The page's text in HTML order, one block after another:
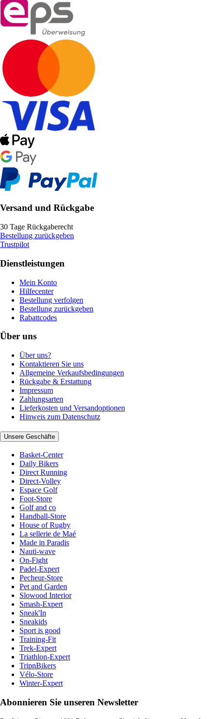
Versand und Rückgabe
30 Tage Rückgaberecht
Bestellung zurückgeben
Trustpilot
Dienstleistungen
Mein Konto
Hilfecenter
Bestellung verfolgen
Bestellung zurückgeben
Rabattcodes
Über uns
Über uns?
Kontaktieren Sie uns
Allgemeine Verkaufsbedingungen
Rückgabe & Erstattung
Impressum
Zahlungsarten
Lieferkosten und Versandoptionen
Hinweis zum Datenschutz
Unsere Geschäfte
Basket-Center
Daily Bikers
Direct Running
Direct-Volley
Espace Golf
Foot-Store
Golf and co
Handball-Store
House of Rugby
La sellerie de Maé
Made in Paradis
Nauti-wave
On-Fight
Padel-Expert
Pecheur-Store
Pet and Garden
Slowood Interior
Smash-Expert
Sneak'In
Sneakids
Sport is good
Training-Fit
Trek-Expert
Triathlon-Expert
TripnBikers
Vélo-Store
Winter-Expert
Abonnieren Sie unseren Newsletter